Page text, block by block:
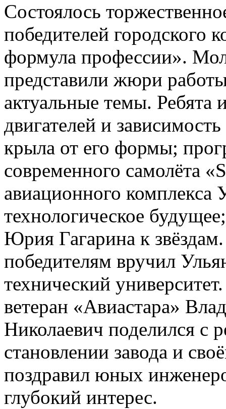
Состоялось
победителей городского
формула профессии».
представили жюри
актуальные темы. Ребята
двигателей и
крыла от его формы;
современного самолёта
авиационного комплекса
технологическое
Юрия Гагарина к
победителям вручил
технический
ветеран «Авиастара»
Николаевич поделился с
становлении завода и
поздравил юных
глубокий интерес.